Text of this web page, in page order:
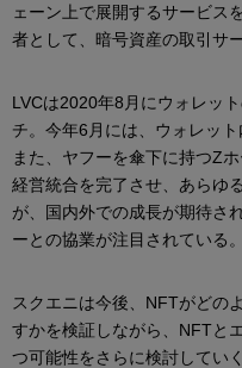
ェーン上で展開するサービス
者として、暗号資産の取引サ
LVCは2020年8月にウォレッ
チ。今年6月には、ウォレッ
また、ヤフーを傘下に持つZ
経営統合を完了させ、あらゆ
が、国内外での成長が期待さ
ーとの協業が注目されている。
スクエニは今後、NFTがどの
すかを検証しながら、NFTと
つ可能性をさらに検討してい